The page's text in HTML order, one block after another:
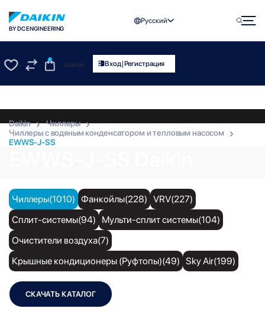
BY DC ENGINEERING
Русский
0
UZS0.00 Вход|Регистрация
Daikin
Чиллеры
Чиллеры с водяным конденсатором и тепловым насосом
EWWS-J-SS
Чиллеры(1010) Фанкойлы(228) VRV(227)
Сплит-системы(94)
Мульти-сплит системы(104)
Очистители воздуха(7)
Крышные кондиционеры (Руфтопы)(49) Sky Air(199)
СКАЧАТЬ КАТАЛОГ